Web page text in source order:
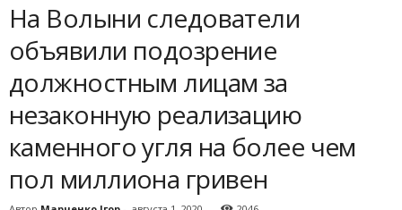
На Волыни следователи
объявили подозрение
должностным лицам за
незаконную реализацию
каменного угля на более чем
пол миллиона гривен